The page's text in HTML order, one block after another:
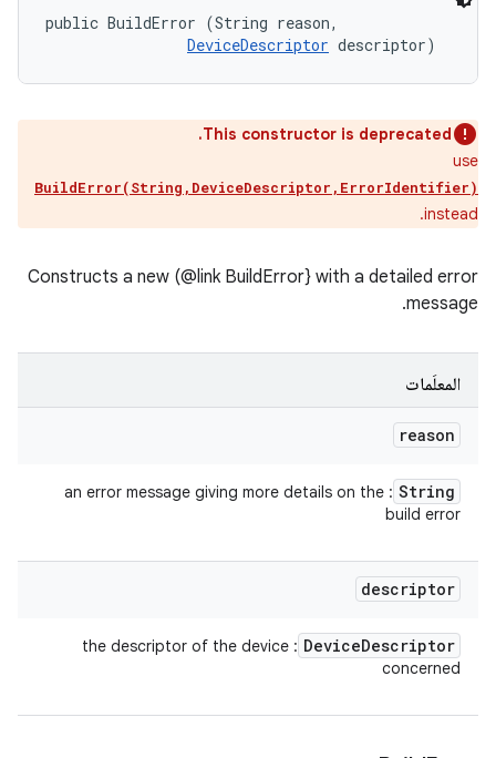
public BuildError (String reason,
DeviceDescriptor descriptor)
This constructor is deprecated.
use
BuildError(String,DeviceDescriptor,ErrorIdentifier)
instead.
Constructs a new (@link BuildError} with a detailed error
message.
المعلَمات
reason
String
: an error message giving more details on the
build error
descriptor
DeviceDescriptor
: the descriptor of the device
concerned